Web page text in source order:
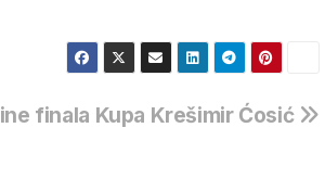
finala Kupa Krešimir Ćosić